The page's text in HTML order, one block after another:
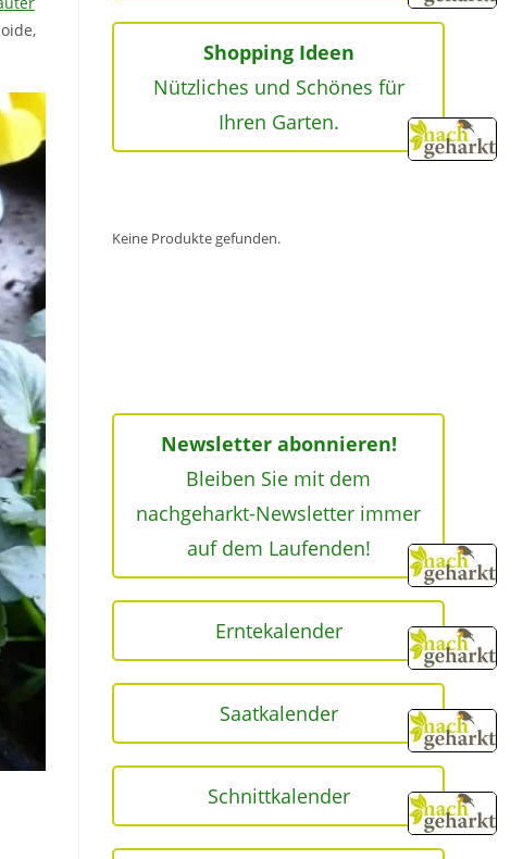
Shopping Ideen
Nützliches und Schönes für
Ihren Garten.
Keine Produkte gefunden.
Newsletter abonnieren!
Bleiben Sie mit dem
nachgeharkt-Newsletter immer
auf dem Laufenden!
Erntekalender
Saatkalender
Schnittkalender